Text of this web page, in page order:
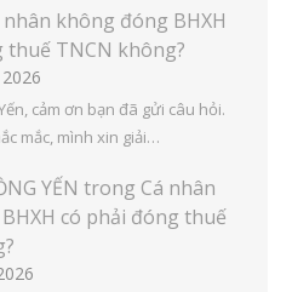
nhân không đóng BHXH
thuế TNCN không?
cảm ơn bạn đã gửi câu hỏi.
mắc, mình xin giải…
YẾN trong Cá nhân
có phải đóng thuế